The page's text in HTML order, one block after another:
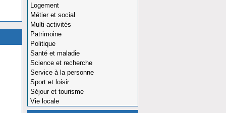
Logement
Métier et social
Multi-activités
Patrimoine
Politique
Santé et maladie
Science et recherche
Service à la personne
Sport et loisir
Séjour et tourisme
Vie locale